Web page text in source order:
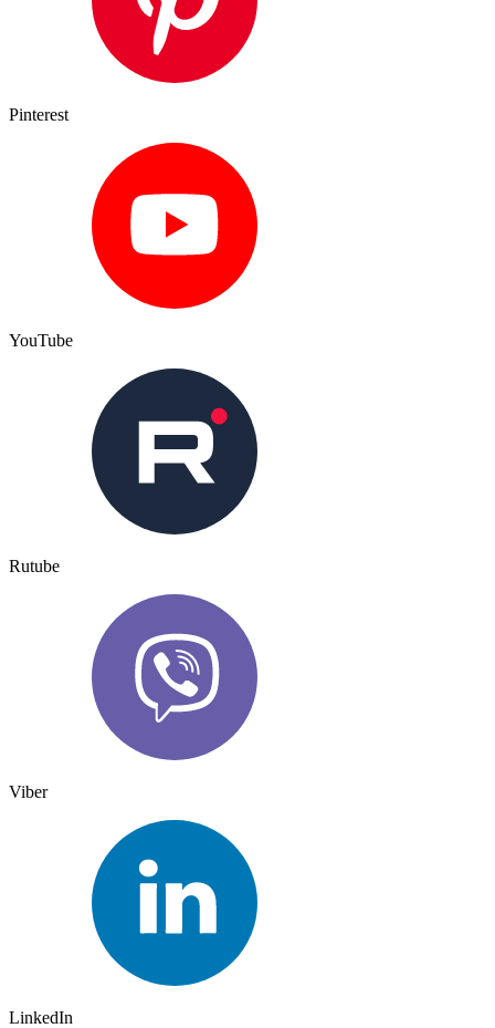
Pinterest
YouTube
Rutube
Viber
LinkedIn